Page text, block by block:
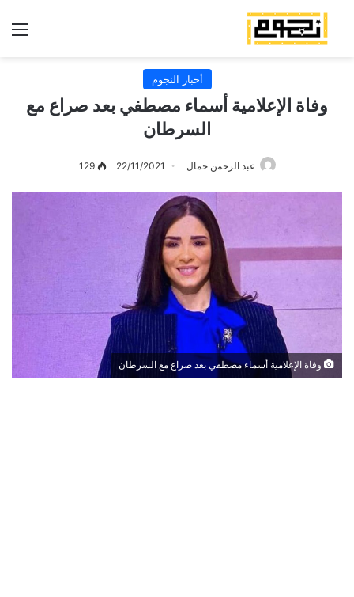
أخبار النجوم
وفاة الإعلامية أسماء مصطفي بعد صراع مع
السرطان
عبد الرحمن جمال 22/11/2021
129
وفاة الإعلامية أسماء مصطفي بعد صراع مع السرطان